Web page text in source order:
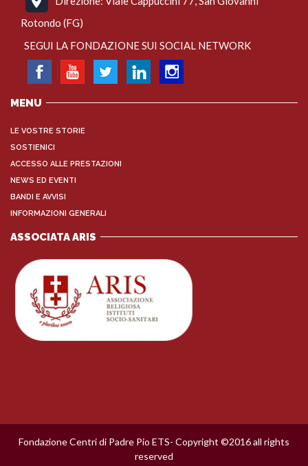
Rotondo (FG)
SEGUI LA FONDAZIONE SUI SOCIAL NETWORK
MENU
LE VOSTRE STORIE
SOSTIENICI
ACCESSO ALLE PRESTAZIONI
NEWS ED EVENTI
BANDI E AVVISI
INFORMAZIONI GENERALI
ASSOCIATA ARIS
Fondazione Centri di Padre Pio ETS- Copyright ©2016 all rights
reserved